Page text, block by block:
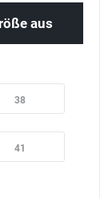
aus
38
41